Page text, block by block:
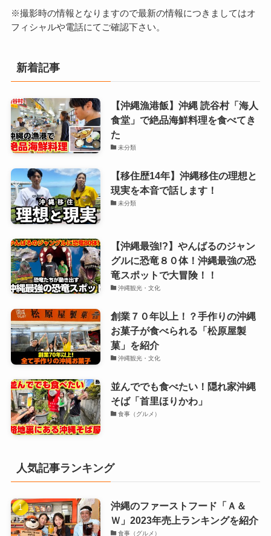
※撮影時の情報となりますので最新の情報につきましてはオ
フィシャルや電話にてご確認下さい。
新着記事
【沖縄漁港飯】沖縄 読谷村「海人
食堂」で絶品海鮮料理を食べてき
た
未分類
【移住歴14年】沖縄移住の理想と
現実を本音で話します！
未分類
【沖縄最強!?】やんばるのジャン
グルに恐竜８０体！沖縄最強の恐
竜スポットで大冒険！！
沖縄観光・文化
創業７０年以上！？手作りの沖縄
お菓子が食べられる「松原屋製
菓」を紹介
沖縄観光・文化
並んででも食べたい！隠れ家沖縄
そば「首里ほりかわ」
食事（グルメ）
人気記事ランキング
沖縄のファーストフード「Ａ＆
Ｗ」2023年売上ランキングを紹介
食事（グルメ）